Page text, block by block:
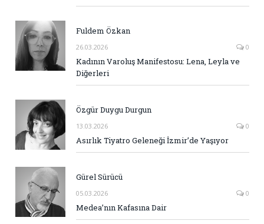
Fuldem Özkan
26.03.2026 0
Kadının Varoluş Manifestosu: Lena, Leyla ve
Diğerleri
Özgür Duygu Durgun
13.03.2026 0
Asırlık Tiyatro Geleneği İzmir’de Yaşıyor
Gürel Sürücü
05.03.2026 0
Medea’nın Kafasına Dair